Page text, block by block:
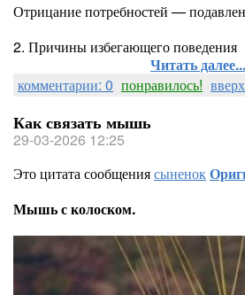
Отрицание потребностей —
2. Причины избегающего поведения
Читать далее...
комментарии: 0 понравилось!
Как связать мышь
29-03-2026 12:25
Это цитата сообщениясыненок
Мышь с колоском.